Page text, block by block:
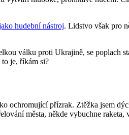
hudební nástroj. Lidstvo však pro
válku proti Ukrajině, se poplach
je, říkám si?
přízrak. Ztěžka jsem
města, někde vybuchne